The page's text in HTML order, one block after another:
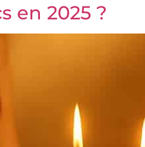
en 2025 ?